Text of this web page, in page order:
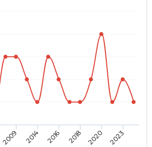
2009 2014 2016 2018 2020 2023